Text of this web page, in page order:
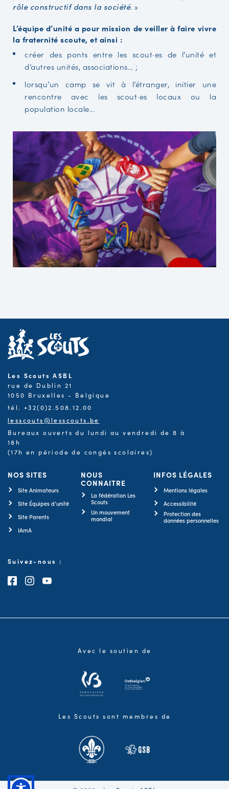
rôle constructif dans la société. »
L’équipe d’unité a pour mission de veiller à faire vivre
la fraternité scoute, et ainsi :
créer des ponts entre les scout·es de l’unité et
d’autres unités, associations… ;
lorsqu’un camp se vit à l’étranger, initier une
rencontre avec les scout·es locaux ou la
population locale...
Les Scouts ASBL
rue de Dublin 21
1050 Bruxelles - Belgique
tél. +32(0)2.508.12.00
lesscouts@lesscouts.be
Bureaux ouverts du lundi au vendredi de 8 à
18h
(17h en période de congés scolaires)
NOS SITES
Site Animateurs
Site Équipes d'unité
Site Parents
IAmA
NOUS
CONNAITRE
La fédération Les
Scouts
Un mouvement
mondial
INFOS LÉGALES
Mentions légales
Accessibilité
Protection des
données personnelles
Suivez-nous :
Consultez notre page Facebook
Consultez notre page Instagram
Consultez notre chaîne Youtube
Avec le soutien de
Les Scouts sont membres de